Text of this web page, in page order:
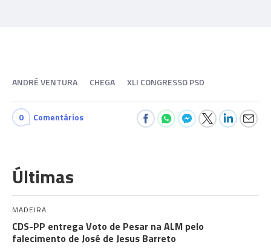
ANDRÉ VENTURA CHEGA XLI CONGRESSO PSD
0 Comentários
Últimas
MADEIRA
CDS-PP entrega Voto de Pesar na ALM pelo
falecimento de José de Jesus Barreto